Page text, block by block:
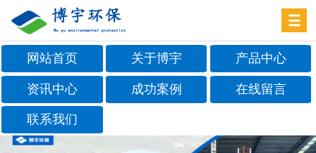
网站首页 关于博宇 产品中心
资讯中心 成功案例 在线留言
联系我们